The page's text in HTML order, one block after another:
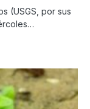
(USGS, por sus